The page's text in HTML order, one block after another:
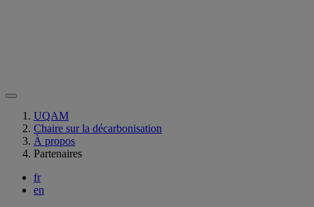
UQAM
Chaire sur la décarbonisation
À propos
Partenaires
fr
en